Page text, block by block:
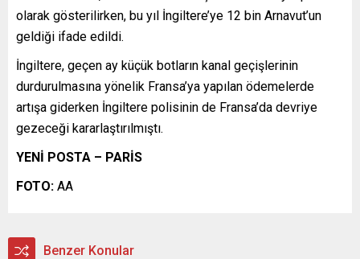
olarak gösterilirken, bu yıl İngiltere’ye 12 bin Arnavut’un
geldiği ifade edildi.
İngiltere, geçen ay küçük botların kanal geçişlerinin
durdurulmasına yönelik Fransa’ya yapılan ödemelerde
artışa giderken İngiltere polisinin de Fransa’da devriye
gezeceği kararlaştırılmıştı.
YENİ POSTA – PARİS
FOTO: AA
Benzer Konular